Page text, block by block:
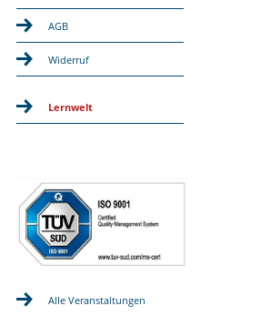
AGB
Widerruf
Lernwelt
Alle Veranstaltungen